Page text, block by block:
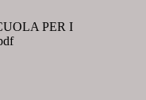
PER I